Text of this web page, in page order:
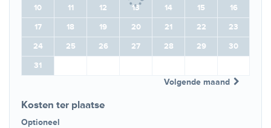
10
11 12 13 14 15
16
17
18 19 20 21 22
23
24
25 26 27 28 29
30
31
Volgende maand
Kosten ter plaatse
Optioneel